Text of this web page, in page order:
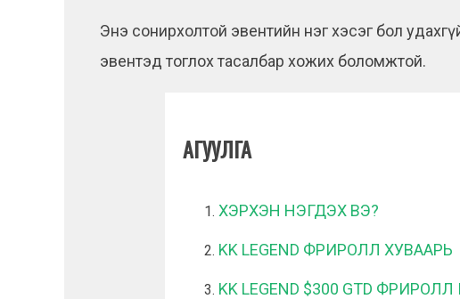
Энэ сонирхолтой эвентийн нэг хэсэг бол
эвентэд тоглох тасалбар хожих боломжтой.
АГУУЛГА
ХЭРХЭН НЭГДЭХ ВЭ?
KK LEGEND ФРИРОЛЛ ХУВААРЬ
KK LEGEND $300 GTD